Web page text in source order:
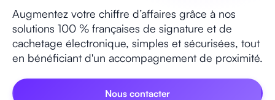
Augmentez votre chiffre d’affaires grâce à nos
solutions 100 % françaises de signature et de
cachetage électronique, simples et sécurisées, tout
en bénéficiant d'un accompagnement de proximité.
Nous contacter